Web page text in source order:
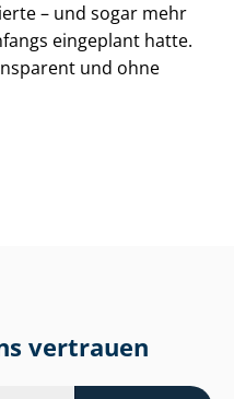
– und sogar mehr
eingeplant hatte.
und ohne
vertrauen